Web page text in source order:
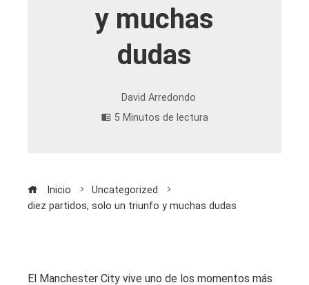
y muchas
dudas
David Arredondo
5 Minutos de lectura
Inicio
Uncategorized
diez partidos, solo un triunfo y muchas dudas
El Manchester City vive uno de los momentos más